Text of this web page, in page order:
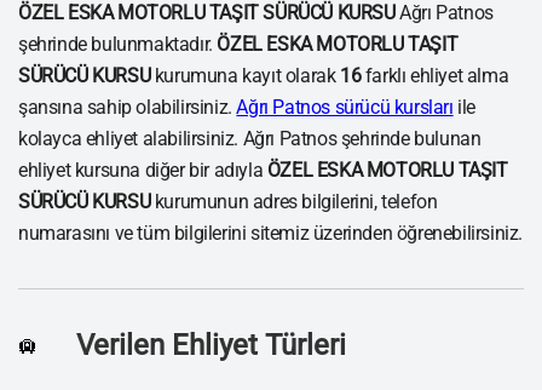
ÖZEL ESKA MOTORLU TAŞIT SÜRÜCÜ KURSUAğrı Patnos
şehrinde bulunmaktadır. ÖZEL ESKA MOTORLU TAŞIT
SÜRÜCÜ KURSUkurumuna kayıt olarak 16farklı ehliyet alma
şansına sahip olabilirsiniz.Ağrı Patnos sürücü kursları ile
kolayca ehliyet alabilirsiniz. Ağrı Patnos şehrinde bulunan
ehliyet kursuna diğer bir adıyla ÖZEL ESKA MOTORLU TAŞIT
SÜRÜCÜ KURSUkurumunun adres bilgilerini, telefon
numarasını ve tüm bilgilerini sitemiz üzerinden öğrenebilirsiniz.
🛄 Verilen Ehliyet Türleri